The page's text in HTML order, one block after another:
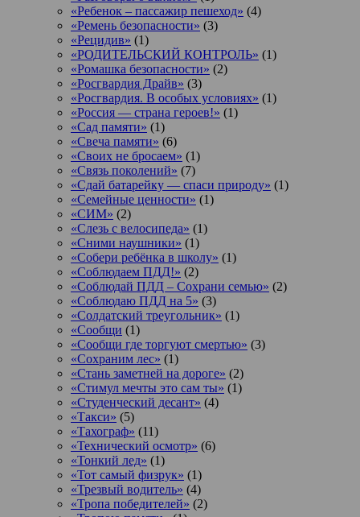
«Ребенок – пассажир пешеход» (4)
«Ремень безопасности» (3)
«Рецидив» (1)
«РОДИТЕЛЬСКИЙ КОНТРОЛЬ» (1)
«Ромашка безопасности» (2)
«Росгвардия Драйв» (3)
«Росгвардия. В особых условиях» (1)
«Россия — страна героев!» (1)
«Сад памяти» (1)
«Свеча памяти» (6)
«Своих не бросаем» (1)
«Связь поколений» (7)
«Сдай батарейку — спаси природу» (1)
«Семейные ценности» (1)
«СИМ» (2)
«Слезь с велосипеда» (1)
«Сними наушники» (1)
«Собери ребёнка в школу» (1)
«Соблюдаем ПДД!» (2)
«Соблюдай ПДД – Сохрани семью» (2)
«Соблюдаю ПДД на 5» (3)
«Солдатский треугольник» (1)
«Сообщи (1)
«Сообщи где торгуют смертью» (3)
«Сохраним лес» (1)
«Стань заметней на дороге» (2)
«Стимул мечты это сам ты» (1)
«Студенческий десант» (4)
«Такси» (5)
«Тахограф» (11)
«Технический осмотр» (6)
«Тонкий лед» (1)
«Тот самый физрук» (1)
«Трезвый водитель» (4)
«Тропа победителей» (2)